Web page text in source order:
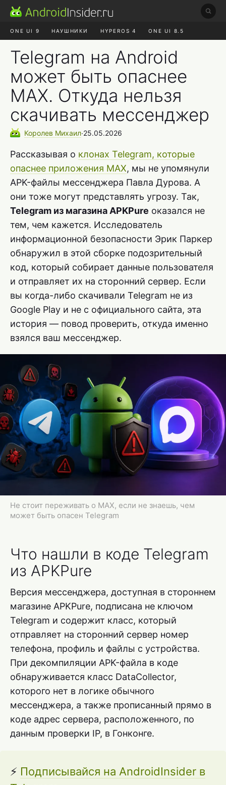
ONE UI 9 НАУШНИКИ HYPEROS 4 ONE UI 8.5
Telegram на Android
может быть опаснее
MAX. Откуда нельзя
скачивать мессенджер
Королев Михаил∙25.05.2026
Рассказывая о клонах Telegram, которые
опаснее приложения MAX, мы не упомянули
APK-файлы мессенджера Павла Дурова. А
они тоже могут представлять угрозу. Так,
Telegram из магазина APKPure оказался не
тем, чем кажется. Исследователь
информационной безопасности Эрик Паркер
обнаружил в этой сборке подозрительный
код, который собирает данные пользователя
и отправляет их на сторонний сервер. Если
вы когда-либо скачивали Telegram не из
Google Play и не с официального сайта, эта
история — повод проверить, откуда именно
взялся ваш мессенджер.
Не стоит переживать о MAX, если не знаешь, чем
может быть опасен Telegram
Что нашли в коде Telegram
из APKPure
Версия мессенджера, доступная в стороннем
магазине APKPure, подписана не ключом
Telegram и содержит класс, который
отправляет на сторонний сервер номер
телефона, профиль и файлы с устройства.
При декомпиляции APK-файла в коде
обнаруживается класс DataCollector,
которого нет в логике обычного
мессенджера, а также прописанный прямо в
коде адрес сервера, расположенного, по
данным проверки IP, в Гонконге.
⚡ Подписывайся на AndroidInsider в